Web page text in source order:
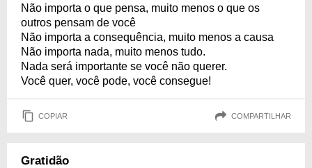
Não importa o que pensa, muito menos o que os
outros pensam de você
Não importa a consequência, muito menos a causa
Não importa nada, muito menos tudo.
Nada será importante se você não querer.
Você quer, você pode, você consegue!
COPIAR COMPARTILHAR
Gratidão